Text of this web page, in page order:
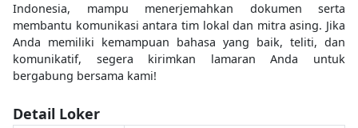
Indonesia, mampu menerjemahkan dokumen serta
membantu komunikasi antara tim lokal dan mitra asing. Jika
Anda memiliki kemampuan bahasa yang baik, teliti, dan
komunikatif, segera kirimkan lamaran Anda untuk
bergabung bersama kami!
Detail Loker